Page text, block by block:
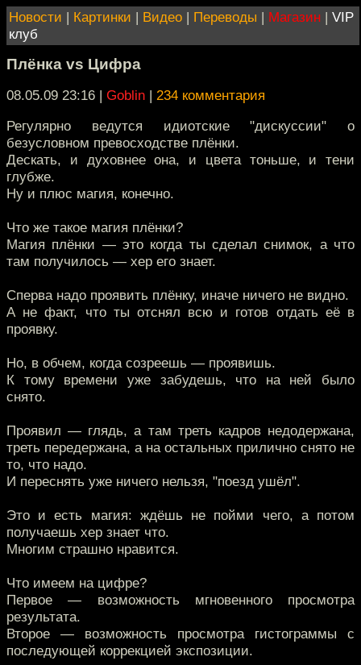
Новости | Картинки | Видео | Переводы | Магазин | VIP
клуб
Плёнка vs Цифра
08.05.09 23:16 | Goblin | 234 комментария
Регулярно ведутся идиотские "дискуссии" о
безусловном превосходстве плёнки.
Дескать, и духовнее она, и цвета тоньше, и тени
глубже.
Ну и плюс магия, конечно.
Что же такое магия плёнки?
Магия плёнки — это когда ты сделал снимок, а что
там получилось — хер его знает.
Сперва надо проявить плёнку, иначе ничего не видно.
А не факт, что ты отснял всю и готов отдать её в
проявку.
Но, в обчем, когда созреешь — проявишь.
К тому времени уже забудешь, что на ней было
снято.
Проявил — глядь, а там треть кадров недодержана,
треть передержана, а на остальных прилично снято не
то, что надо.
И переснять уже ничего нельзя, "поезд ушёл".
Это и есть магия: ждёшь не пойми чего, а потом
получаешь хер знает что.
Многим страшно нравится.
Что имеем на цифре?
Первое — возможность мгновенного просмотра
результата.
Второе — возможность просмотра гистограммы с
последующей коррекцией экспозиции.